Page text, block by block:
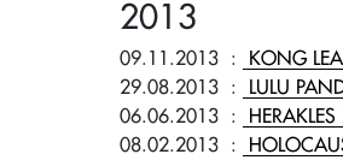
2013
09.11.2013 : KONG
29.08.2013 : LULU
06.06.2013 :
08.02.2013 :